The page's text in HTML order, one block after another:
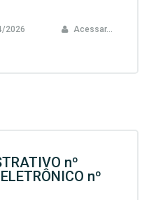
2026 Acessar...
nº
nº